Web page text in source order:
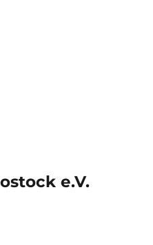
e.V.